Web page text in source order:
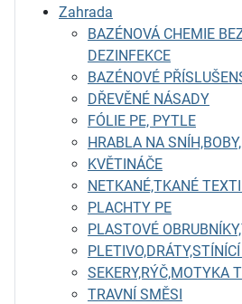
Zahrada
BAZÉNOVÁ CHEMIE
DEZINFEKCE
BAZÉNOVÉ
DŘEVĚNÉ NÁSADY
FÓLIE PE, PYTLE
HRABLA NA
KVĚTINÁČE
NETKANÉ,TKANÉ
PLACHTY PE
PLASTOVÉ
SEKERY,RÝČ,MOTYKA
TRAVNÍ SMĚSI